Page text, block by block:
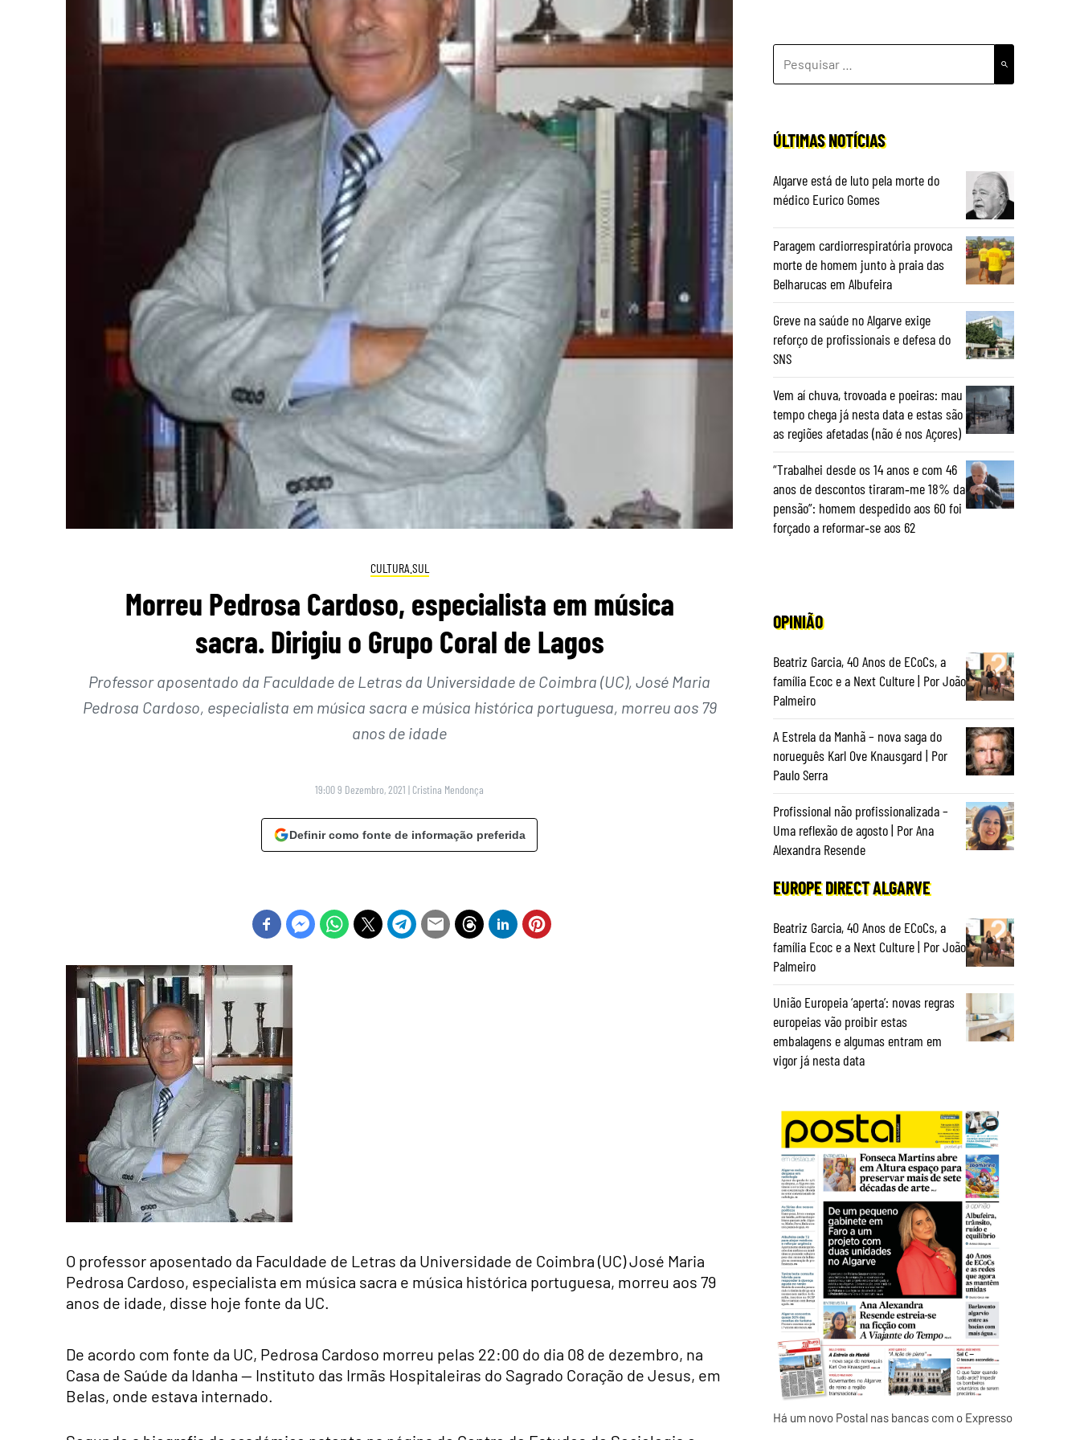
CULTURA.SUL
Morreu Pedrosa Cardoso, especialista em música
sacra. Dirigiu o Grupo Coral de Lagos
Professor aposentado da Faculdade de Letras da Universidade de Coimbra (UC), José Maria
Pedrosa Cardoso, especialista em música sacra e música histórica portuguesa, morreu aos 79
anos de idade
19:00 9 Dezembro, 2021 | Cristina Mendonça
Definir como fonte de informação preferida
O professor aposentado da Faculdade de Letras da Universidade de Coimbra (UC) José Maria
Pedrosa Cardoso, especialista em música sacra e música histórica portuguesa, morreu aos 79
anos de idade, disse hoje fonte da UC.
De acordo com fonte da UC, Pedrosa Cardoso morreu pelas 22:00 do dia 08 de dezembro, na
Casa de Saúde da Idanha — Instituto das Irmãs Hospitaleiras do Sagrado Coração de Jesus, em
Belas, onde estava internado.
POR:
ÚLTIMAS NOTÍCIAS
Algarve está de luto pela morte do
médico Eurico Gomes
Paragem cardiorrespiratória provoca
morte de homem junto à praia das
Belharucas em Albufeira
Greve na saúde no Algarve exige
reforço de profissionais e defesa do
SNS
Vem aí chuva, trovoada e poeiras: mau
tempo chega já nesta data e estas são
as regiões afetadas (não é nos Açores)
“Trabalhei desde os 14 anos e com 46
anos de descontos tiraram‑me 18% da
pensão”: homem despedido aos 60 foi
forçado a reformar‑se aos 62
OPINIÃO
Beatriz Garcia, 40 Anos de ECoCs, a
família Ecoc e a Next Culture | Por João
Palmeiro
A Estrela da Manhã – nova saga do
norueguês Karl Ove Knausgard | Por
Paulo Serra
Profissional não profissionalizada –
Uma reflexão de agosto | Por Ana
Alexandra Resende
EUROPE DIRECT ALGARVE
Beatriz Garcia, 40 Anos de ECoCs, a
família Ecoc e a Next Culture | Por João
Palmeiro
União Europeia ‘aperta’: novas regras
europeias vão proibir estas
embalagens e algumas entram em
vigor já nesta data
Há um novo Postal nas bancas com o Expresso